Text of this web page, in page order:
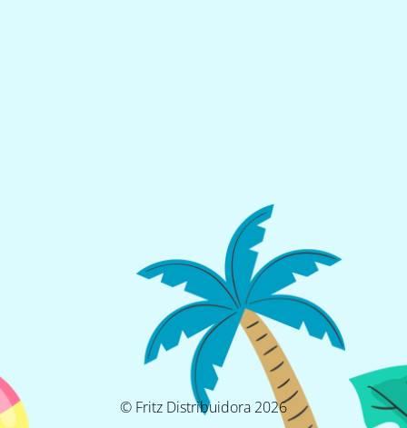
© Fritz Distribuidora 2026